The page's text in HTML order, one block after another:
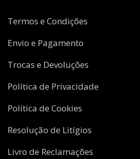
Termos e Condições
Envio e Pagamento
Trocas e Devoluções
Política de Privacidade
Política de Cookies
Resolução de Litígios
Livro de Reclamações